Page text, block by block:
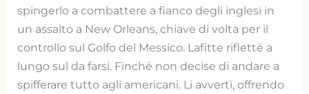
spingerlo a combattere a fianco degli inglesi in
un assalto a New Orleans, chiave di volta per il
controllo sul Golfo del Messico. Lafitte rifletté a
lungo sul da farsi. Finché non decise di andare a
spifferare tutto agli americani. Li avvertì, offrendo